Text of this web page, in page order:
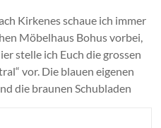
Kirkenes schaue ich immer
Möbelhaus Bohus vorbei,
stelle ich Euch die grossen
vor. Die blauen eigenen
die braunen Schubladen